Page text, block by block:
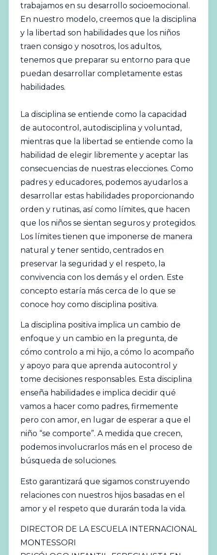
trabajamos en su desarrollo socioemocional.
En nuestro modelo, creemos que la disciplina
y la libertad son habilidades que los niños
traen consigo y nosotros, los adultos,
tenemos que preparar su entorno para que
puedan desarrollar completamente estas
habilidades.
La disciplina se entiende como la capacidad
de autocontrol, autodisciplina y voluntad,
mientras que la libertad se entiende como la
habilidad de elegir libremente y aceptar las
consecuencias de nuestras elecciones. Como
padres y educadores, podemos ayudarlos a
desarrollar estas habilidades proporcionando
orden y rutinas, así como límites, que hacen
que los niños se sientan seguros y protegidos.
Los límites tienen que imponerse de manera
natural y tener sentido, centrados en
preservar la seguridad y el respeto, la
convivencia con los demás y el orden. Este
concepto estaría más cerca de lo que se
conoce hoy como disciplina positiva.
La disciplina positiva implica un cambio de
enfoque y un cambio en la pregunta, de
cómo controlo a mi hijo, a cómo lo acompaño
y apoyo para que aprenda autocontrol y
tome decisiones responsables. Esta disciplina
enseña habilidades e implica decidir qué
vamos a hacer como padres, firmemente
pero con amor, en lugar de esperar a que el
niño “se comporte”. A medida que crecen,
podemos involucrarlos más en el proceso de
búsqueda de soluciones.
Esto garantizará que sigamos construyendo
relaciones con nuestros hijos basadas en el
amor y el respeto que durarán toda la vida.
DIRECTOR DE LA ESCUELA INTERNACIONAL
MONTESSORI